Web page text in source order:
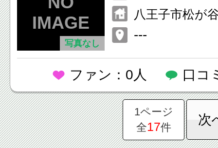
写真なし
日まで
八王子市松が
---
ファン：0人 口コ
1ページ
全17件
次